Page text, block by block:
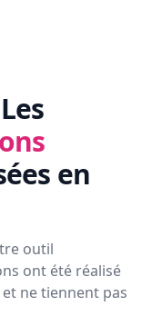
Les
en
outil
ont été réalisé
ne tiennent pas